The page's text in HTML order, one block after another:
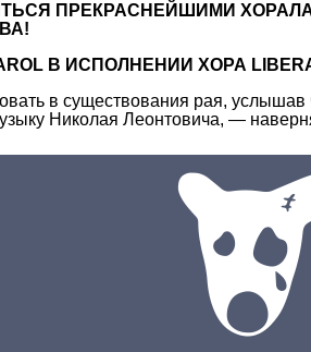
ПРЕКРАСНЕЙШИМИ
В ИСПОЛНЕНИИ ХОРА
в существования рая,
Николая Леонтовича, —